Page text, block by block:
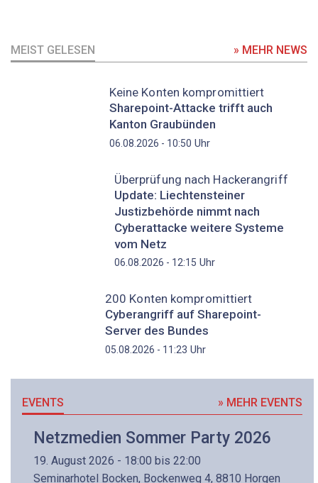
MEIST GELESEN » MEHR NEWS
Keine Konten kompromittiert
Sharepoint-Attacke trifft auch
Kanton Graubünden
06.08.2026 - 10:50 Uhr
Überprüfung nach Hackerangriff
Update: Liechtensteiner
Justizbehörde nimmt nach
Cyberattacke weitere Systeme
vom Netz
06.08.2026 - 12:15 Uhr
200 Konten kompromittiert
Cyberangriff auf Sharepoint-
Server des Bundes
05.08.2026 - 11:23 Uhr
EVENTS » MEHR EVENTS
Netzmedien Sommer Party 2026
19. August 2026 - 18:00 bis 22:00
Seminarhotel Bocken, Bockenweg 4, 8810 Horgen